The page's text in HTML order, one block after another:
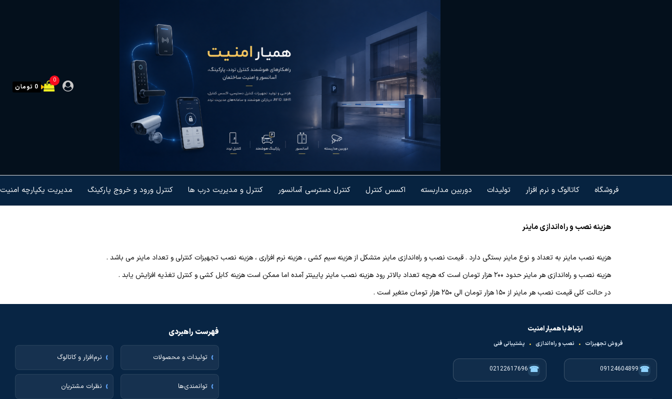
همیار
امنیت
کنترل تردد و
0
0 تومان
مدیریت یکپارچه امنیت کنترل ورود و خروج پارکینگ کنترل و مدیریت درب ها کنترل دسترسی آسانسور اکسس کنترل دوربین مداربسته تولیدات کاتالوگ و نرم افزار فروشگاه
هزینه نصب و راه‌اندازی ماینر
هزینه نصب ماینر به تعداد و نوع ماینر بستگی دارد . قیمت نصب و راه‌اندازی ماینر متشکل از هزینه سیم کشی ، هزینه نرم افزاری ، هزینه نصب تجهیزات کنترلی و تعداد ماینر می باشد .
هزینه نصب و راه‌اندازی هر ماینر حدود ۲۰۰ هزار تومان است که هرچه تعداد بالاتر رود هزینه نصب ماینر پایینتر آمده اما ممکن است هزینه کابل کشی و کنترل تغذیه افزایش یابد .
در حالت کلی قیمت نصب هر ماینر از ۱۵۰ هزار تومان الی ۲۵۰ هزار تومان متغیر است .
ارتباط با همیار امنیت
فروش تجهیزات • نصب و راه‌اندازی • پشتیبانی فنی
☎
09124604899
☎
02122617696
فهرست راهبردی
تولیدات و محصولات نرم‌افزار و کاتالوگ
توانمندی‌ها نظرات مشتریان